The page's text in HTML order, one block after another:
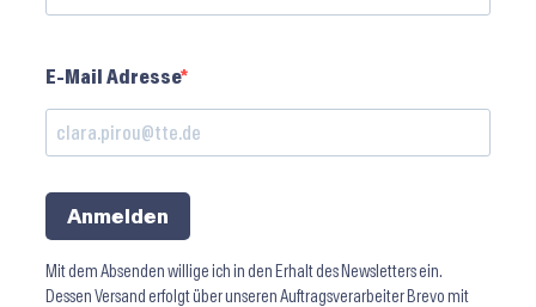
E-Mail Adresse
Anmelden
Mit dem Absenden willige ich in den Erhalt des Newsletters ein.
Dessen Versand erfolgt über unseren Auftragsverarbeiter Brevo mit